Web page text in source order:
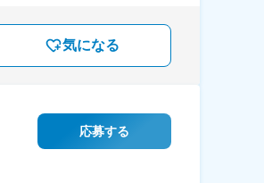
気になる
応募する